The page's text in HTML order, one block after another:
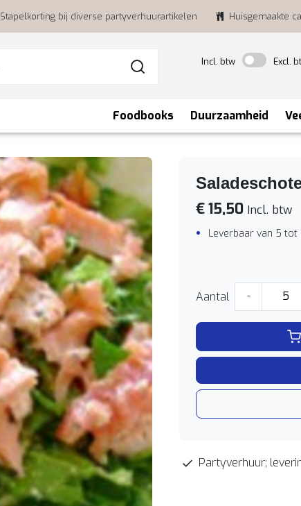
Stapelkorting bij diverse partyverhuurartikelen Huisgemaakte
Incl. btw
Excl.
Foodbooks Duurzaamheid
€ 15,50 Incl. btw
Leverbaar van 5 tot
Aantal -
Partyverhuur;